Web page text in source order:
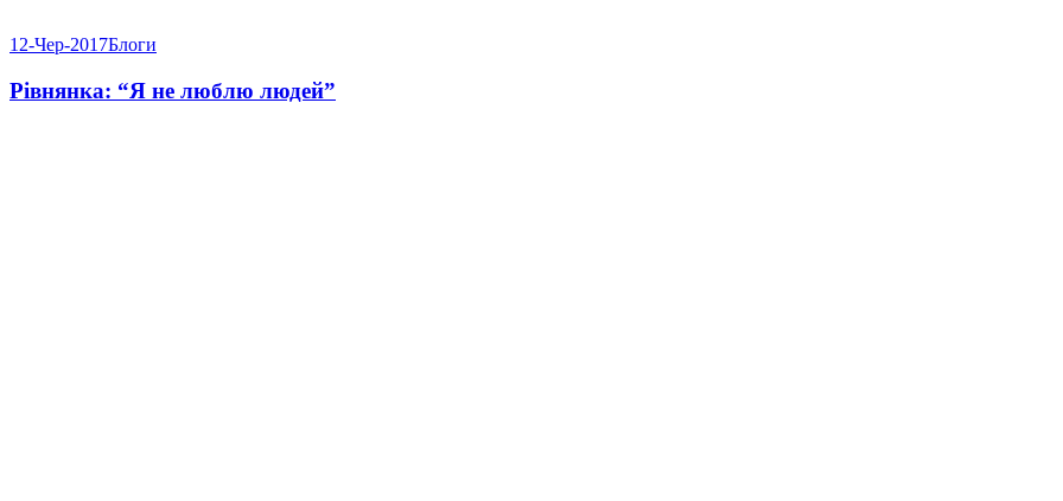
12-Чер-2017Блоги
Рівнянка: “Я не люблю людей”